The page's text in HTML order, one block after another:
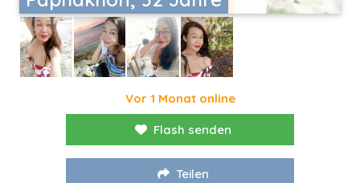
Vor 1 Monat online
Flash senden
Teilen